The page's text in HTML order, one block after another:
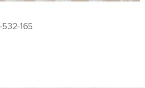
532-165